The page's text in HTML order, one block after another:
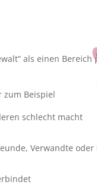
als einen Bereich
zum Beispiel
schlecht macht
Verwandte oder